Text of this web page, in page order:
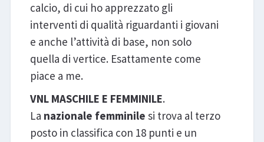
calcio, di cui ho apprezzato gli
interventi di qualità riguardanti i giovani
e anche l’attività di base, non solo
quella di vertice. Esattamente come
piace a me.
VNL MASCHILE E FEMMINILE.
La nazionale femminile si trova al terzo
posto in classifica con 18 punti e un